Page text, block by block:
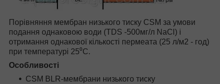
Порівняння мембран низького тиску CSM за умови
подання однаковою води (TDS -500мг/л NaCl) і
отримання однакової кількості пермеата (25 л/м2 - год)
при температурі 25⁰С.
Особливості
CSM BLR-мембрани низького тиску